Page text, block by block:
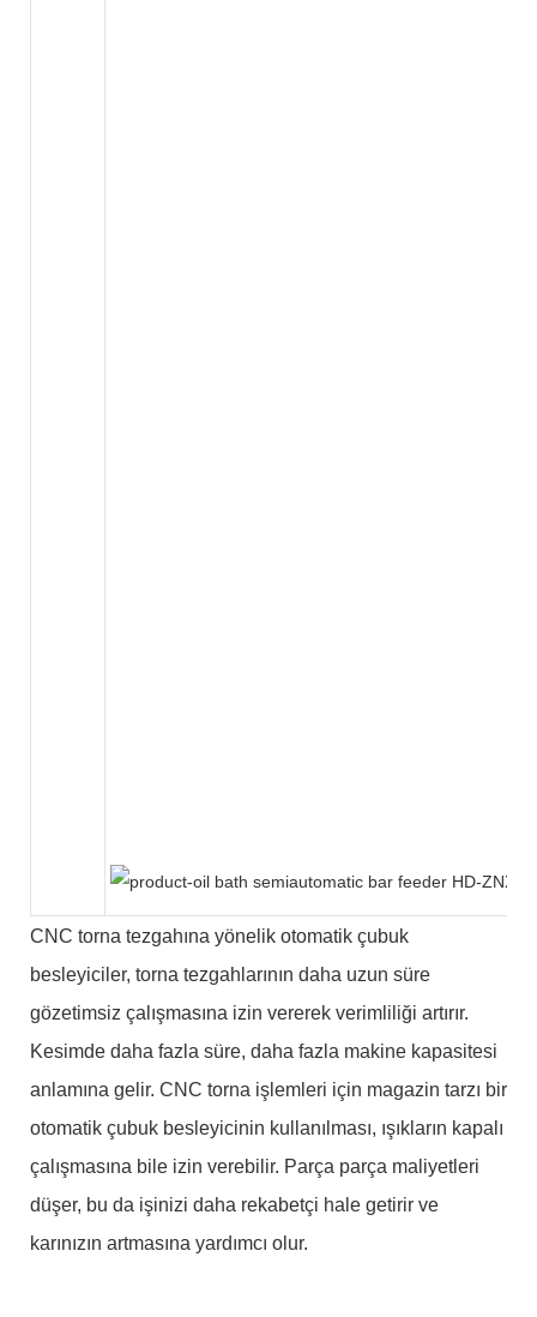
CNC torna tezgahına yönelik otomatik çubuk
besleyiciler, torna tezgahlarının daha uzun süre
gözetimsiz çalışmasına izin vererek verimliliği artırır.
Kesimde daha fazla süre, daha fazla makine kapasitesi
anlamına gelir. CNC torna işlemleri için magazin tarzı bir
otomatik çubuk besleyicinin kullanılması, ışıkların kapalı
çalışmasına bile izin verebilir. Parça parça maliyetleri
düşer, bu da işinizi daha rekabetçi hale getirir ve
karınızın artmasına yardımcı olur.